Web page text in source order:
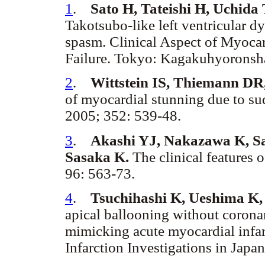
1 . Sato H, Tateishi H,
Takotsubo-like left ventricular
spasm. Clinical Aspect of
Failure. Tokyo:
2. Wittstein IS, Thiemann
of myocardial stunning due to
2005; 352: 539-48.
3. Akashi YJ, Nakazawa K,
Sasaka K. The clinical features
96: 563-73.
4. Tsuchihashi K, Ueshima
apical ballooning without
mimicking acute myocardial
Infarction Investigations in